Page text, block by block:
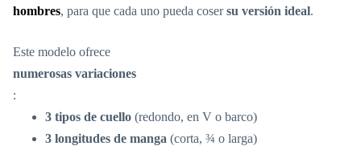
hombres, para que cada uno pueda cosersu versión ideal.
Este modelo ofrece
numerosas variaciones
:
3 tipos de cuello (redondo, en V o barco)
3 longitudes de manga (corta, ¾ o larga)